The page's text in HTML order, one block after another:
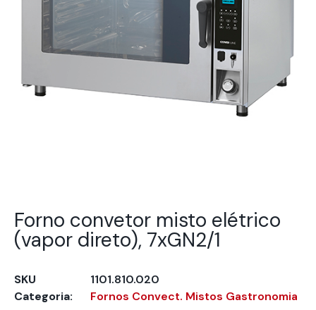
Forno convetor misto elétrico
(vapor direto), 7xGN2/1
SKU
1101.810.020
Categoria:
Fornos Convect. Mistos Gastronomia